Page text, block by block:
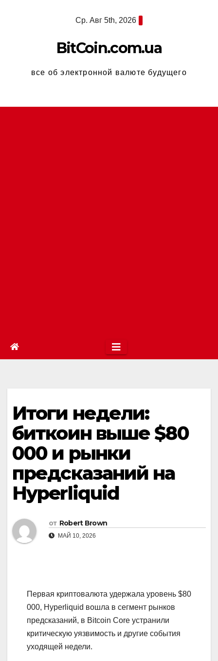
Ср. Авг 5th, 2026
BitCoin.com.ua
все об электронной валюте будущего
Итоги недели:
биткоин выше $80
000 и рынки
предсказаний на
Hyperliquid
от Robert Brown
МАЙ 10, 2026
Первая криптовалюта удержала уровень $80
000, Hyperliquid вошла в сегмент рынков
предсказаний, в Bitcoin Core устранили
критическую уязвимость и другие события
уходящей недели.